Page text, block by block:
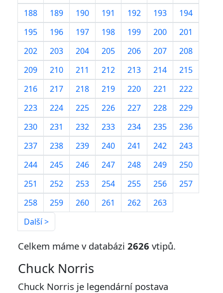
188
189 190 191 192 193
194
195
196 197 198 199 200
201
202
203 204 205 206 207
208
209
210 211 212 213 214
215
216
217 218 219 220 221
222
223
224 225 226 227 228
229
230
231 232 233 234 235
236
237
238 239 240 241 242
243
244
245 246 247 248 249
250
251
252 253 254 255 256
257
258
259 260 261 262
263
Další >
Celkem máme v databázi 2626 vtipů.
Chuck Norris
Chuck Norris je legendární postava